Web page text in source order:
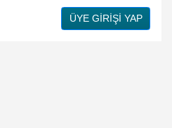
ÜYE GİRİŞİ YAP